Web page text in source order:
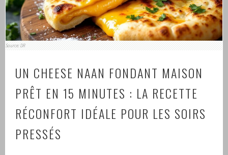
Source: DR
UN CHEESE NAAN FONDANT MAISON
PRÊT EN 15 MINUTES : LA RECETTE
RÉCONFORT IDÉALE POUR LES SOIRS
PRESSÉS